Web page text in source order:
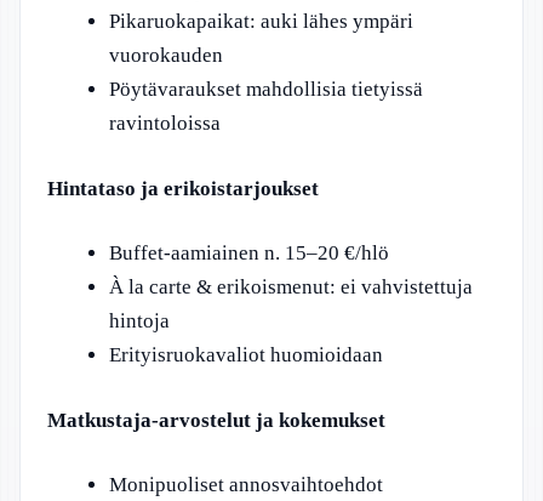
Pikaruokapaikat: auki lähes ympäri
vuorokauden
Pöytävaraukset mahdollisia tietyissä
ravintoloissa
Hintataso ja erikoistarjoukset
Buffet-aamiainen n. 15–20 €/hlö
À la carte & erikoismenut: ei vahvistettuja
hintoja
Erityisruokavaliot huomioidaan
Matkustaja-arvostelut ja kokemukset
Monipuoliset annosvaihtoehdot